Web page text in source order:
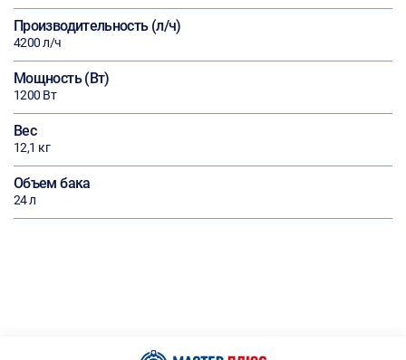
Производительность (л/ч)
4200 л/ч
Мощность (Вт)
1200 Вт
Вес
12,1 кг
Объем бака
24 л